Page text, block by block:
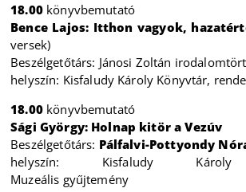
18.00 könyvbemutató
Bence Lajos: Itthon vagyok,
versek)
Beszélgetőtárs: Jánosi Zoltán
helyszín: Kisfaludy Károly Könyvtár,
18.00könyvbemutató
Sági György: Holnap kitör a Vezúv
Beszélgetőtárs: Pálfalvi-Pottyondy
helyszín: Kisfaludy Károly
Muzeális gyűjtemény